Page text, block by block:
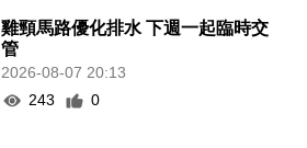
雞頸馬路優化排水 下週一起臨時交
管
2026-08-07 20:13
243
0